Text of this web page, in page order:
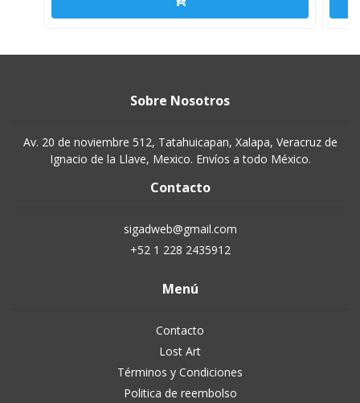
Sobre Nosotros
Av. 20 de noviembre 512, Tatahuicapan, Xalapa, Veracruz de
Ignacio de la Llave, Mexico. Envíos a todo México.
Contacto
sigadweb@gmail.com
+52 1 228 2435912
Menú
Contacto
Lost Art
Términos y Condiciones
Politica de reembolso